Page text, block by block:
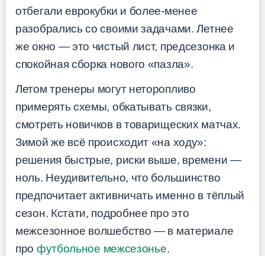
отбегали еврокубки и более-менее
разобрались со своими задачами. Летнее
же окно — это чистый лист, предсезонка и
спокойная сборка нового «пазла».
Летом тренеры могут неторопливо
примерять схемы, обкатывать связки,
смотреть новичков в товарищеских матчах.
Зимой же всё происходит «на ходу»:
решения быстрые, риски выше, времени —
ноль. Неудивительно, что большинство
предпочитает активничать именно в тёплый
сезон. Кстати, подробнее про это
межсезонное волшебство — в материале
про футбольное межсезонье.